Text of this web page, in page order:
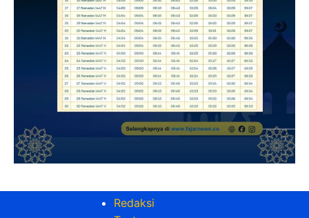
Redaksi